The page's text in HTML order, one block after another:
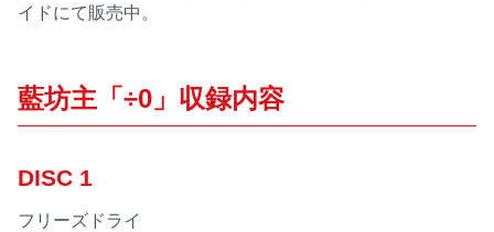
イドにて販売中。
藍坊主「÷0」収録内容
DISC 1
フリーズドライ